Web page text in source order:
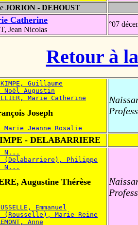
JORION - DEHOUST
Catherine
Jean Nicolas
°07
Retour à
Guillaume
Noël Augustin
Marie Catherine
Joseph
Marie Jeanne Rosalie
- DELABARRIERE
N...
(Delabarriere), Philippe
N...
Augustine Thérèse
Emmanuel
(Rousselle), Marie Reine
Anne